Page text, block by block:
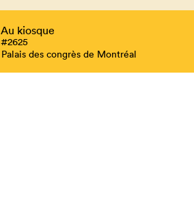
Au kiosque
#2625
Palais des congrès de Montréal